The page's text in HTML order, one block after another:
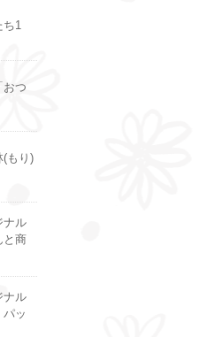
1
つ
(もり)
ナル
と商
ナル
ッ